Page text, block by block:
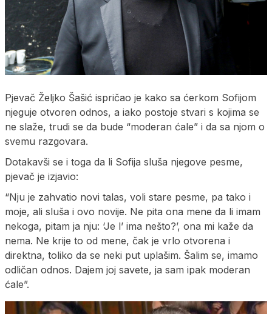
Pjevač Željko Šašić ispričao je kako sa ćerkom Sofijom
njeguje otvoren odnos, a iako postoje stvari s kojima se
ne slaže, trudi se da bude “moderan ćale” i da sa njom o
svemu razgovara.
Dotakavši se i toga da li Sofija sluša njegove pesme,
pjevač je izjavio:
“Nju je zahvatio novi talas, voli stare pesme, pa tako i
moje, ali sluša i ovo novije. Ne pita ona mene da li imam
nekoga, pitam ja nju: ‘Je l’ ima nešto?’, ona mi kaže da
nema. Ne krije to od mene, čak je vrlo otvorena i
direktna, toliko da se neki put uplašim. Šalim se, imamo
odličan odnos. Dajem joj savete, ja sam ipak moderan
ćale”.